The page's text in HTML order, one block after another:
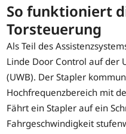
So funktioniert
Torsteuerung
Als Teil des
Linde Door Control auf der
(UWB). Der Stapler
Hochfrequenzbereich mit
Fährt ein Stapler auf ein
Fahrgeschwindigkeit